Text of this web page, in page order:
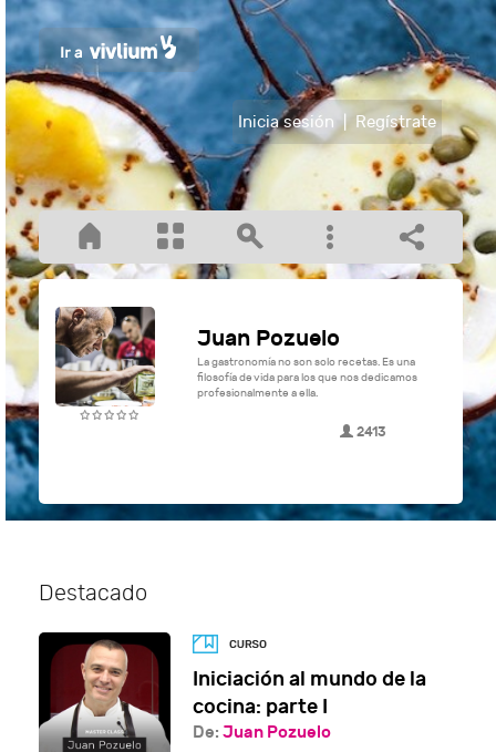
Inicia sesión | Regístrate
Juan Pozuelo
La gastronomía no son solo recetas. Es una
filosofía de vida para los que nos dedicamos
profesionalmente a ella.
2413
Destacado
Iniciación al mundo de la
cocina: parte I
De:Juan Pozuelo